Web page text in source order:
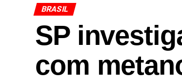
BRASIL
SP
com